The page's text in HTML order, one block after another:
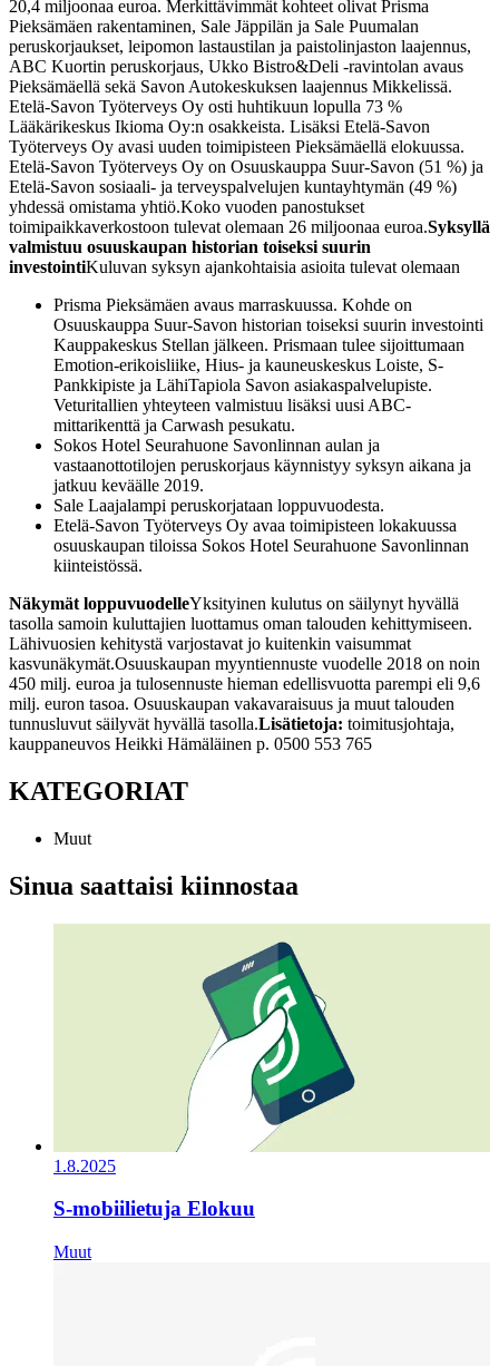
20,4 miljoonaa euroa. Merkittävimmät kohteet olivat Prisma
Pieksämäen rakentaminen, Sale Jäppilän ja Sale Puumalan
peruskorjaukset, leipomon lastaustilan ja paistolinjaston laajennus,
ABC Kuortin peruskorjaus, Ukko Bistro&Deli -ravintolan avaus
Pieksämäellä sekä Savon Autokeskuksen laajennus Mikkelissä.
Etelä-Savon Työterveys Oy osti huhtikuun lopulla 73 %
Lääkärikeskus Ikioma Oy:n osakkeista. Lisäksi Etelä-Savon
Työterveys Oy avasi uuden toimipisteen Pieksämäellä elokuussa.
Etelä-Savon Työterveys Oy on Osuuskauppa Suur-Savon (51 %) ja
Etelä-Savon sosiaali- ja terveyspalvelujen kuntayhtymän (49 %)
yhdessä omistama yhtiö.Koko vuoden panostukset
toimipaikkaverkostoon tulevat olemaan 26 miljoonaa euroa.Syksyllä
valmistuu osuuskaupan historian toiseksi suurin
investointiKuluvan syksyn ajankohtaisia asioita tulevat olemaan
Prisma Pieksämäen avaus marraskuussa. Kohde on
Osuuskauppa Suur-Savon historian toiseksi suurin investointi
Kauppakeskus Stellan jälkeen. Prismaan tulee sijoittumaan
Emotion-erikoisliike, Hius- ja kauneuskeskus Loiste, S-
Pankkipiste ja LähiTapiola Savon asiakaspalvelupiste.
Veturitallien yhteyteen valmistuu lisäksi uusi ABC-
mittarikenttä ja Carwash pesukatu.
Sokos Hotel Seurahuone Savonlinnan aulan ja
vastaanottotilojen peruskorjaus käynnistyy syksyn aikana ja
jatkuu keväälle 2019.
Sale Laajalampi peruskorjataan loppuvuodesta.
Etelä-Savon Työterveys Oy avaa toimipisteen lokakuussa
osuuskaupan tiloissa Sokos Hotel Seurahuone Savonlinnan
kiinteistössä.
Näkymät loppuvuodelleYksityinen kulutus on säilynyt hyvällä
tasolla samoin kuluttajien luottamus oman talouden kehittymiseen.
Lähivuosien kehitystä varjostavat jo kuitenkin vaisummat
kasvunäkymät.Osuuskaupan myyntiennuste vuodelle 2018 on noin
450 milj. euroa ja tulosennuste hieman edellisvuotta parempi eli 9,6
milj. euron tasoa. Osuuskaupan vakavaraisuus ja muut talouden
tunnusluvut säilyvät hyvällä tasolla.Lisätietoja: toimitusjohtaja,
kauppaneuvos Heikki Hämäläinen p. 0500 553 765
KATEGORIAT
Muut
Sinua saattaisi kiinnostaa
1.8.2025
S-mobiilietuja Elokuu
Muut